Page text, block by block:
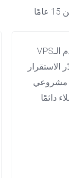
أنا مبتدئة في تطوير الويب، وكان خادم الـVPS
الاستقرار
مشروعي
دائمًا